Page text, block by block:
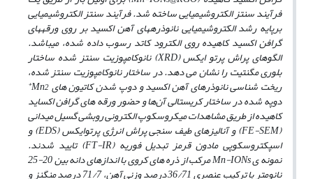
فرآیند سنتز الکتروشیمیایی ساخته شد. فرآیند سنتز الکتروشیمیایی
برپایه رشد الکتروشیمیایینانوذره­های آهن اکسید بر روی ورقه­های
گرافن اکسید کاهیده روی الکترود کاتد رسوب داده شده، می­باشد.
الگوهایپراشپرتو ایکس (XRD) نانوکامپوزیت سنتز شده ساختار
بلوری مگنتیت را نشان می­ دهد. در ساختار نانوکامپوزیت سنتز شده،
ریخت ­شناسی نانوذره­ای آهن اکسید و دوپ شدن کاتیون­ های Mn2+
دوپه شده در ساختار کریستالی آن‌ها و حضور ورقه ­هایگرافن اکساید
کاهیده از طریق مشاهدات میکروسکوپ الکترونی روبشی گسیل میدانی
(
FE-SEM) و آنالیزهای طیف سنجیپراش انرژی پرتوایکس (EDS) و
اسپکتروسکوپی مادون قرمز تبدیل فوریه (FT-IR) تایید شدند.
نمونه­ یMn-IONs مرکب از ذره­ های کروی با اندازه­ای دانه بین 20-25
نانومتر با ترکیب عنصری 36/71 درصد وزنی آهن، 71/7 درصد منگنز و